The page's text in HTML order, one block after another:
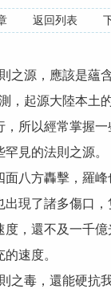
返回列表
源，應該是蘊
，起源大陸本土
，所以經常掌握
見的法則之源。
八方轟擊，羅峰
出現了諸多傷口
度，還不及一千
速度。
毒，還能硬抗我